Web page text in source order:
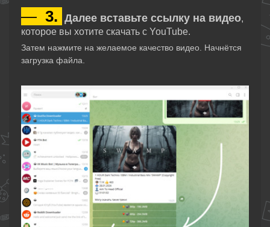
— 3. Далее вставьте ссылку на видео,
которое вы хотите скачать с YouTube.
Затем нажмите на желаемое качество видео. Начнётся
загрузка файла.